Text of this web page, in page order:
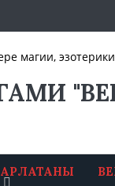
магии, эзотерики